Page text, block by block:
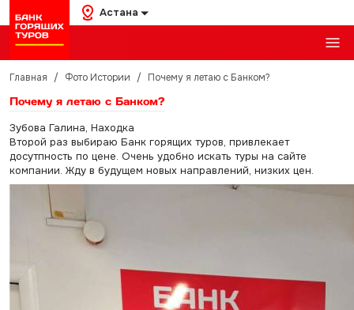
Астана
Главная / Фото Истории / Почему я летаю с Банком?
Почему я летаю с Банком?
Зубова Галина, Находка
Второй раз выбираю Банк горящих туров, привлекает
досутпность по цене. Очень удобно искать туры на сайте
компании. Жду в будущем новых направлений, низких цен.